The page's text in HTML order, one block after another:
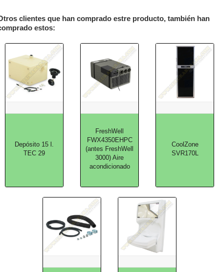
clientes que han comprado estre producto, también han
estos:
Depósito 15 l.
TEC 29
FreshWell
FWX4350EHPC
(antes FreshWell
3000) Aire
acondicionado
CoolZone
SVR170L